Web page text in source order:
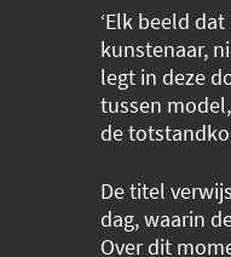
‘Elk beeld
kunstenaar,
legt in deze
tussen
de
De titel
dag, waarin
Over dit